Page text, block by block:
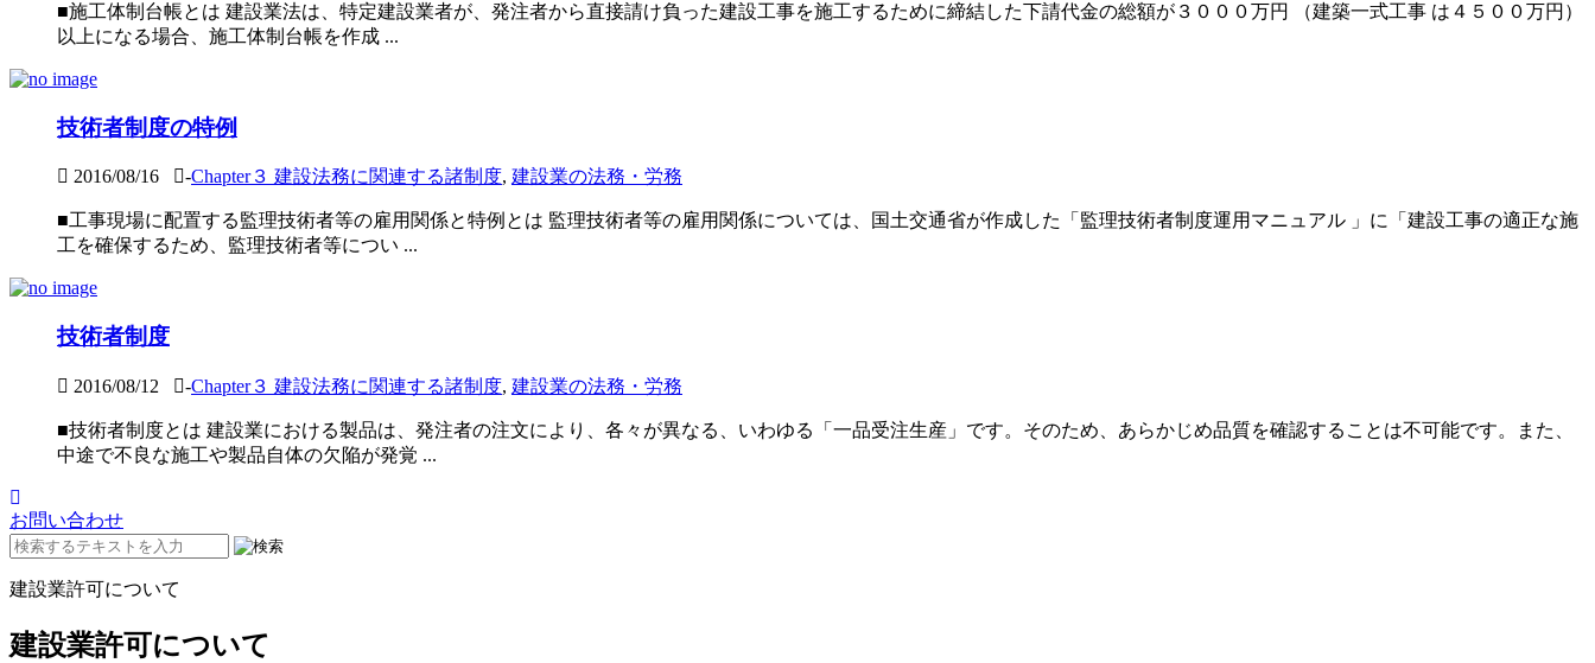
■施工体制台帳とは 建設業法は、特定建設業者が、発注者から直接請け負った建設工事を施工するために締結した下請代金の総額が３０００万円 （建築一式工事 は４５００万円）
以上になる場合、施工体制台帳を作成 ...
技術者制度の特例
2016/08/16 -Chapter３ 建設法務に関連する諸制度, 建設業の法務・労務
■工事現場に配置する監理技術者等の雇用関係と特例とは 監理技術者等の雇用関係については、国土交通省が作成した「監理技術者制度運用マニュアル 」に「建設工事の適正な施
工を確保するため、監理技術者等につい ...
技術者制度
2016/08/12 -Chapter３ 建設法務に関連する諸制度, 建設業の法務・労務
■技術者制度とは 建設業における製品は、発注者の注文により、各々が異なる、いわゆる「一品受注生産」です。そのため、あらかじめ品質を確認することは不可能です。また、
中途で不良な施工や製品自体の欠陥が発覚 ...
お問い合わせ
建設業許可について
建設業許可について